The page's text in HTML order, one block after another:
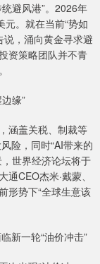
避风港”。2026年
。就在当前“势如
，涌向黄金寻求避
资策略团队并不青
缘”
涵盖关税、制裁等
险，同时“AI带来的
世界经济论坛将于
CEO杰米·戴蒙、
形势下“全球生意该
新一轮“油价冲击”